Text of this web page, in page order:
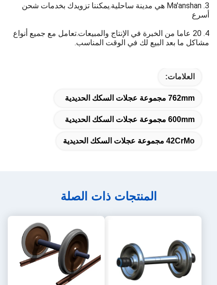
3. Ma′anshan هي مدينة ساحلية.يمكننا تزويدك بخدمات شحن
أسرع
4. 20 عاما من الخبرة في الإنتاج والمبيعات.تعامل مع جميع أنواع
مشاكل ما بعد البيع لك في الوقت المناسب.
العلامات:
762mm مجموعة عجلات السكك الحديدية
600mm مجموعة عجلات السكك الحديدية
42CrMo مجموعة عجلات السكك الحديدية
المنتجات ذات الصلة